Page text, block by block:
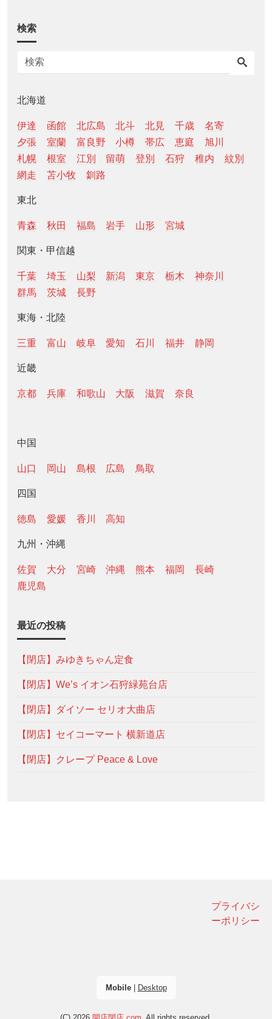
検索
北海道
伊達 函館 北広島 北斗 北見 千歳
名寄
夕張
室蘭 富良野 小樽 帯広 恵庭
旭川
札幌
根室 江別 留萌 登別 石狩 稚内
紋別
網走
苫小牧 釧路
東北
青森 秋田 福島 岩手 山形 宮城
関東・甲信越
千葉 埼玉 山梨 新潟 東京 栃木
神奈川
群馬
茨城 長野
東海・北陸
三重 富山 岐阜 愛知 石川 福井 静岡
近畿
京都 兵庫 和歌山 大阪 滋賀 奈良
中国
山口 岡山 島根 広島 鳥取
四国
徳島 愛媛 香川 高知
九州・沖縄
佐賀 大分 宮崎 沖縄 熊本 福岡
長崎
鹿児島
最近の投稿
【閉店】みゆきちゃん定食
【閉店】We’s イオン石狩緑苑台店
【閉店】ダイソー セリオ大曲店
【閉店】セイコーマート 横新道店
【閉店】クレープ Peace & Love
プライバシ
ーポリシー
Mobile| Desktop